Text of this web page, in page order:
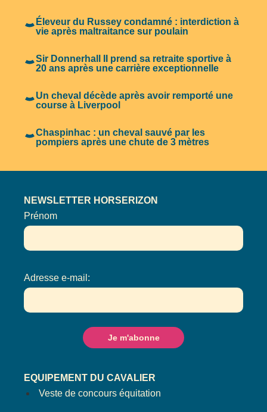
Éleveur du Russey condamné : interdiction à
vie après maltraitance sur poulain
Sir Donnerhall II prend sa retraite sportive à
20 ans après une carrière exceptionnelle
Un cheval décède après avoir remporté une
course à Liverpool
Chaspinhac : un cheval sauvé par les
pompiers après une chute de 3 mètres
EQUIPEMENT DU CAVALIER
Veste de concours équitation
NEWSLETTER HORSERIZON
Prénom
Adresse e-mail: